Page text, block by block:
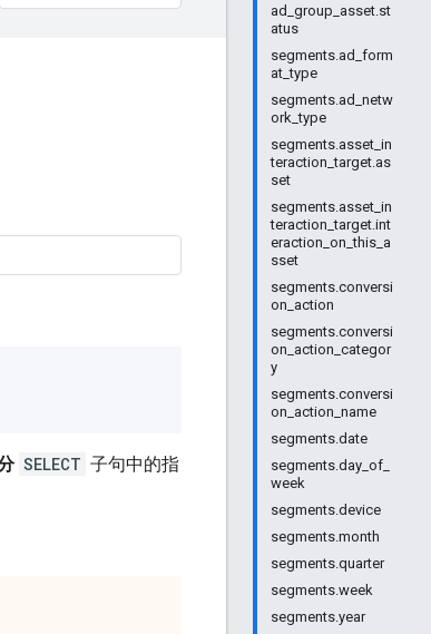
ad_group_asset.st
atus
segments.ad_form
at_type
segments.ad_netw
ork_type
segments.asset_in
teraction_target.as
set
segments.asset_in
teraction_target.int
eraction_on_this_a
sset
segments.conversi
on_action
segments.conversi
on_action_categor
y
segments.conversi
on_action_name
segments.date
segments.day_of_
week
segments.device
segments.month
segments.quarter
segments.week
segments.year
SELECT 子句中的指